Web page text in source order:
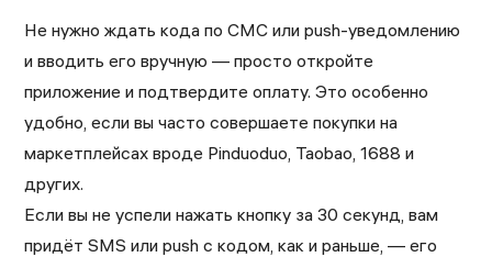
Не нужно ждать кода по СМС или push-уведомлению
и вводить его вручную — просто откройте
приложение и подтвердите оплату. Это особенно
удобно, если вы часто совершаете покупки на
маркетплейсах вроде Pinduoduo, Taobao, 1688 и
других. ⠀
Если вы не успели нажать кнопку за 30 секунд, вам
придёт SMS или push с кодом, как и раньше, — его